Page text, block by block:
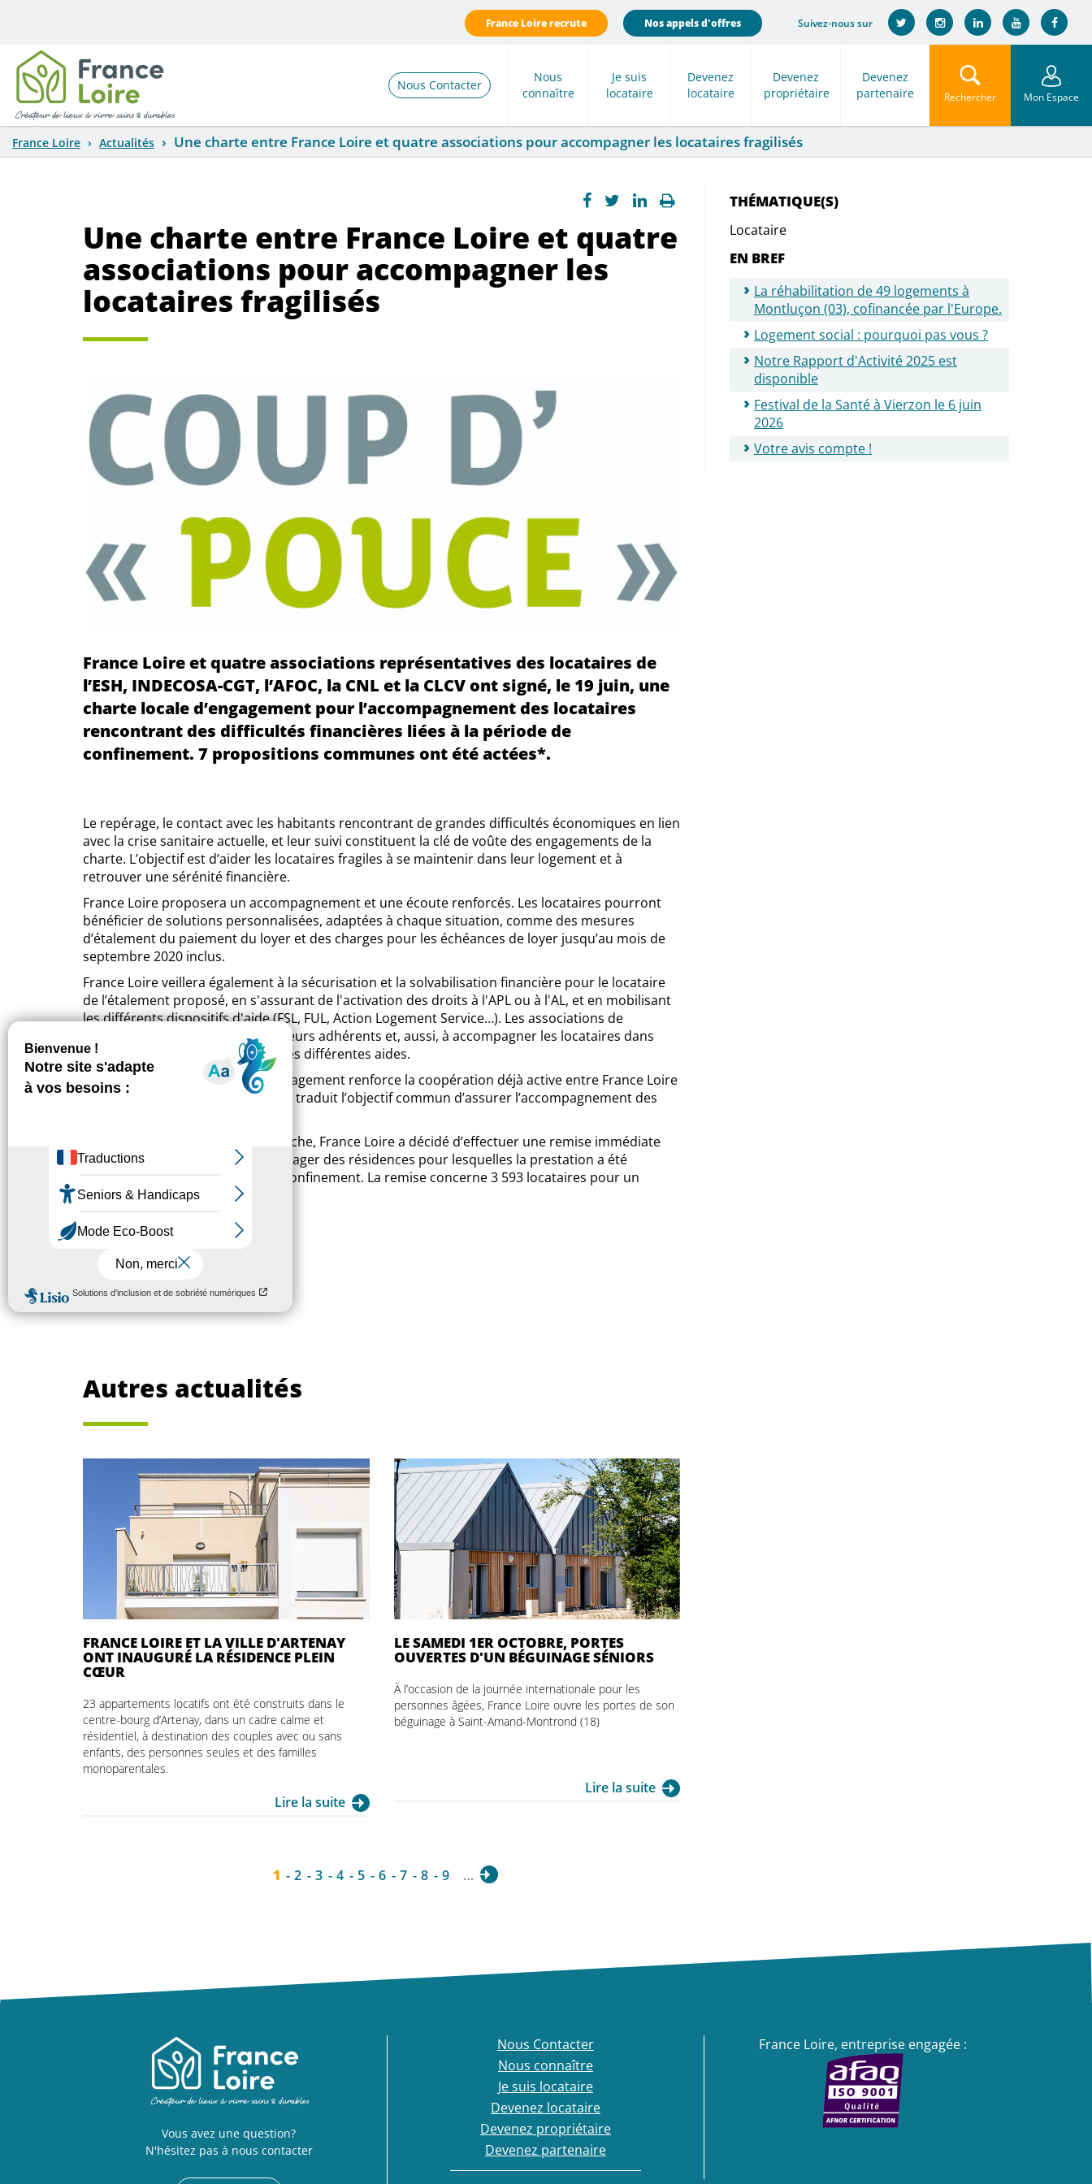
France Loire recrute Nos appels d'offres Suivez-nous sur
Mon Espace
Rechercher
Nous Contacter
Nous
connaître
Je suis
locataire
Devenez
locataire
Devenez
propriétaire
Devenez
partenaire
France Loire Actualités Une charte entre France Loire et quatre associations pour accompagner les locataires fragilisés
Une charte entre France Loire et quatre
associations pour accompagner les
locataires fragilisés
France Loire et quatre associations représentatives des locataires de
l’ESH, INDECOSA-CGT, l’AFOC, la CNL et la CLCV ont signé, le 19 juin, une
charte locale d’engagement pour l’accompagnement des locataires
rencontrant des difficultés financières liées à la période de
confinement. 7 propositions communes ont été actées*.
Le repérage, le contact avec les habitants rencontrant de grandes difficultés économiques en lien
avec la crise sanitaire actuelle, et leur suivi constituent la clé de voûte des engagements de la
charte. L’objectif est d’aider les locataires fragiles à se maintenir dans leur logement et à
retrouver une sérénité financière.
France Loire proposera un accompagnement et une écoute renforcés. Les locataires pourront
bénéficier de solutions personnalisées, adaptées à chaque situation, comme des mesures
d’étalement du paiement du loyer et des charges pour les échéances de loyer jusqu’au mois de
septembre 2020 inclus.
France Loire veillera également à la sécurisation et la solvabilisation financière pour le locataire
de l’étalement proposé, en s'assurant de l'activation des droits à l'APL ou à l'AL, et en mobilisant
les différents dispositifs d'aide (FSL, FUL, Action Logement Service…). Les associations de
locataires s’engagent à informer leurs adhérents et, aussi, à accompagner les locataires dans
leurs démarches pour mobiliser les différentes aides.
La signature de cette charte d’engagement renforce la coopération déjà active entre France Loire
et les associations de locataires et traduit l’objectif commun d’assurer l’accompagnement des
Dans la continuité de cette démarche, France Loire a décidé d’effectuer une remise immédiate
sur les provisions d’entretien ménager des résidences pour lesquelles la prestation a été
diminuée pendant la période de confinement. La remise concerne 3 593 locataires pour un
montant de 98 780 €.
Le Berry Républicain
Vierzonnitude.fr
Autres actualités
FRANCE LOIRE ET LA VILLE D'ARTENAY
ONT INAUGURÉ LA RÉSIDENCE PLEIN
CŒUR
23 appartements locatifs ont été construits dans le
centre-bourg d’Artenay, dans un cadre calme et
résidentiel, à destination des couples avec ou sans
enfants, des personnes seules et des familles
monoparentales.
Lire la suite
LE SAMEDI 1ER OCTOBRE, PORTES
OUVERTES D'UN BÉGUINAGE SÉNIORS
À l’occasion de la journée internationale pour les
personnes âgées, France Loire ouvre les portes de son
béguinage à Saint-Amand-Montrond (18)
Lire la suite
1 2 3 4 5 6 7 8 9 …
THÉMATIQUE(S)
Locataire
EN BREF
La réhabilitation de 49 logements à
Montluçon (03), cofinancée par l'Europe.
Logement social : pourquoi pas vous ?
Notre Rapport d'Activité 2025 est
disponible
Festival de la Santé à Vierzon le 6 juin
2026
Votre avis compte !
Vous avez une question?
N'hésitez pas à nous contacter
Nous Contacter
Nous connaître
Je suis locataire
Devenez locataire
Devenez propriétaire
Devenez partenaire
France Loire, entreprise engagée :